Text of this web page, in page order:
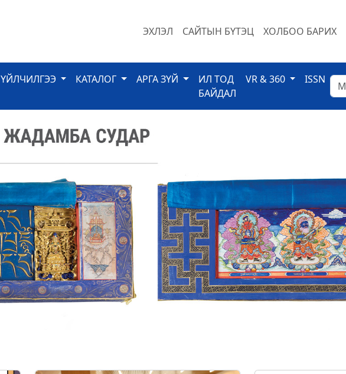
ЭХЛЭЛ САЙТЫН БҮТЭЦ ХОЛБОО БАРИХ
ҮЙЛЧИЛГЭЭ КАТАЛОГ АРГА ЗҮЙ
ИЛ ТОД
БАЙДАЛ
VR & 360 ISSN